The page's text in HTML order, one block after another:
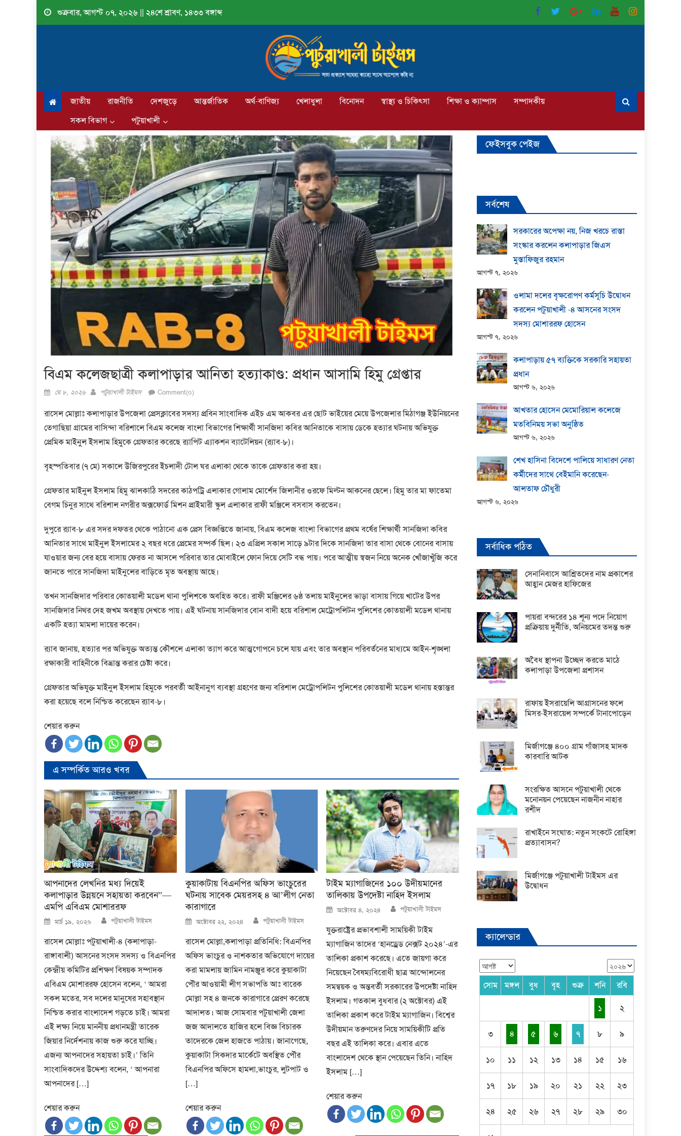
Skip
শুক্রবার, আগস্ট ০৭, ২০২৬ || ২৪শে শ্রাবণ, ১৪৩৩ বঙ্গাব্দ
জাতীয় রাজনীতি দেশজুড়ে আন্তর্জাতিক অর্থ-বাণিজ্য খেলাধুলা বিনোদন স্বাস্থ্য ও চিকিৎসা শিক্ষা ও ক্যাম্পাস
সম্পাদকীয়
সকল বিভাগ
পটুয়াখালী
বিএম কলেজছাত্রী কলাপাড়ার আনিতা হত্যাকাণ্ড: প্রধান আসামি হিমু গ্রেপ্তার
Posted
মে ৮, ২০২৬ Author
পটুয়াখালী টাইমস Comment(০)
রাসেল মোল্লাঃকলাপাড়ার উপজেলা প্রেসক্লাবের সদস্য প্রবিন সাংবাদিক এইচ এম আকবর এর ছোট ভাইয়ের মেয়ে উপজেলার মিঠাগঞ্জ ইউনিয়নের
তেগাছিয়া গ্রামের বাসিন্দা ব‌রিশা‌লে বিএম কলেজ বাংলা বিভাগের শিক্ষার্থী সান‌জিদা ক‌বির আনিতাকে বাসায় ডে‌কে হত‌্যার ঘটনায় অভিযুক্ত
প্রেমিক‌ মাইনুল ইসলাম হিমুকে গ্রেফতার ক‌রে‌ছে র‌্যাপিট এ্যাকশন ব্যাটেলিয়ন (র‌্যাব-৮)।
বৃহস্প‌তিবার (৭ মে) সকা‌লে উজিরপু‌রের ইচলাদী টোল ঘর এলাকা থে‌কে তা‌কে গ্রেফতার করা হয়।
গ্রেফতার মাইনুল ইসলাম হিমু ঝালকা‌ঠি সদ‌রের কাঠপ‌ট্রি এলাকার গোলাম মো‌র্শেদ জিলানীর‌ ওর‌ফে মিল্টন আক‌নের ছে‌লে। হিমু তার মা ফা‌তেমা
বেগম চিনুর সা‌থে ব‌রিশাল নগরীর অক্স‌ফোর্ড মিশন প্রাইমারী স্কু‌ল এলাকার রাফী ম‌ঞ্জি‌লে বসবাস কর‌তেন।
দুপু‌রে র‌্যাব-৮ এর সদর দফতর থে‌কে পাঠা‌নো এক প্রেস বিজ্ঞ‌প্তি‌তে জানায়, বিএম কলেজ বাংলা বিভাগের প্রথম বর্ষের শিক্ষার্থী সানজিদা কবির
আনিতার সাথে মাইনুল ইসলামের ২ বছর ধরে প্রেমের সম্পর্ক ছিল। ২৩ এপ্রিল সকাল সা‌ড়ে ৯টার দিকে সানজিদা তার বাসা থে‌কে বোনের বাসায়
যাওয়ার জন্য বের হয়ে বাসায় ফেরত না আসলে পরিবার তার মোবাইলে ফোন দিয়ে সে‌টি বন্ধ পায়। পরে আত্মীয় স্বজন নিয়ে অনেক খোঁজাখুঁজি করে
জানতে পারে সান‌জিদা মাইনু‌লের বাড়িতে মৃত অবস্থায় আছে।
তখন সান‌জিদার পরিবার কোতয়ালী মডেল থানা পুলিশকে অবহিত করে। রাফী মঞ্জিলের ৬ষ্ঠ তলায় মাইনু‌লের ভাড়া বাসায় গিয়ে খাটের উপর
সান‌জিদার নিথর দেহ জখম অবস্থায় দেখতে পায়। এই ঘটনায় সান‌জিদার বোন বাদী হয়ে বরিশাল মেট্রোপলিটন পুলিশের কোতয়ালী মডেল থানায়
একটি হত্যা মামলা দায়ের করেন।
র‌্যাব জানায়, হত‌্যার পর অভিযুক্ত অত্যন্ত কৌশলে এলাকা ত্যাগ করে আত্মগোপনে চলে যায় এবং তার অবস্থান পরিবর্তনের মাধ্যমে আইন-শৃঙ্খলা
রক্ষাকারী বাহিনীকে বিভ্রান্ত করার চেষ্টা করে।
গ্রেফতার অভিযুক্ত মাইনুল ইসলাম হিমুকে পরবর্তী আইনানুগ ব্যবস্থা গ্রহণের জন্য বরিশাল মেট্রোপলিটন পুলিশের কোতয়ালী মডেল থানায় হস্তান্তর
করা হয়ে‌ছে ব‌লে নি‌শ্চিত করে‌ছেন র‌্যাব-৮।
শেয়ার করুন
এ সম্পর্কিত আরও খবর
আপনাদের লেখনির মধ্য দিয়েই
কলাপাড়ার উন্নয়নে সহায়তা করবেন”—
এমপি এবিএম মোশাররফ
Posted
on
মার্চ ১৯, ২০২৬ Author
পটুয়াখালী টাইমস
রাসেল মোল্লাঃ পটুয়াখালী-৪ (কলাপাড়া-
রাঙ্গাবালী) আসনের সংসদ সদস্য ও বিএনপির
কেন্দ্রীয় কমিটির প্রশিক্ষণ বিষয়ক সম্পাদক
এবিএম মোশাররফ হোসেন বলেন, ‘ আমরা
সকল মতের, সব দলের মানুষের সহাবস্থান
নিশ্চিত করার বাংলাদেশ গড়তে চাই। আমরা
এই লক্ষ্য নিয়ে মাননীয় প্রধানমন্ত্রী তারেক
জিয়ার নির্দেশনায় কাজ শুরু করে যাচ্ছি।
এজন্য আপনাদের সহায়তা চাই।’ তিনি
সাংবাদিকদের উদ্দেশ্য বলেন, ‘ আপনারা
আপনাদের […]
শেয়ার করুন
কুয়াকাটায় বিএনপির অফিস ভাংচুরের
ঘটনায় সাবেক মেয়রসহ ৪ আ’লীগ নেতা
কারাগারে
Posted
on
অক্টোবর ২২, ২০২৪ Author
পটুয়াখালী টাইমস
রাসেল মোল্লা,কলাপাড়া প্রতিনিধি: বিএনপির
অফিস ভাংচুর ও নাশকতার অভিযোগে দায়ের
করা মামলায় জামিন নামঞ্জুর করে কুয়াকাটা
পৌর আওয়ামী লীগ সভাপতি আঃ বারেক
মোল্লা সহ ৪ জনকে কারাগারে প্রেরণ করেছে
আদালত। আজ সোমবার পটুয়াখালী জেলা
জজ আদালতে হাজির হলে বিজ্ঞ বিচারক
তাদেরকে জেল হাজতে পাঠায়। জানাগেছে,
কুয়াকাটা সিকদার মার্কেটে অবস্থিত পৌর
বিএনপির অফিসে হামলা,ভাংচুর, লুটপাট ও
[…]
শেয়ার করুন
টাইম ম্যাগাজিনের ১০০ উদীয়মানের
তালিকায় উপদেষ্টা নাহিদ ইসলাম
Posted
on
অক্টোবর ৪, ২০২৪ Author
পটুয়াখালী টাইমস
যুক্তরাষ্ট্রের প্রভাবশালী সাময়িকী টাইম
ম্যাগাজিন তাদের ‘হানড্রেড নেক্সট ২০২৪’-এর
তালিকা প্রকাশ করেছে। এতে জায়গা করে
নিয়েছেন বৈষম্যবিরোধী ছাত্র আন্দোলনের
সমন্বয়ক ও অন্তবর্তী সরকারের উপদেষ্টা নাহিদ
ইসলাম। গতকাল বুধবার (২ অক্টোবর) এই
তালিকা প্রকাশ করে টাইম ম্যাগাজিন। বিশ্বের
উদীয়মান তরুণদের নিয়ে সাময়িকীটি প্রতি
বছর এই তালিকা করে। এবার এতে
বাংলাদেশ থেকে স্থান পেয়েছেন তিনি। নাহিদ
ইসলাম […]
শেয়ার করুন
ফেইসবুক পেইজ
সর্বশেষ
সরকারের অপেক্ষা নয়, নিজ খরচে রাস্তা
সংস্কার করলেন কলাপাড়ার জিএস
মুস্তাফিজুর রহমান
আগস্ট ৭, ২০২৬
ওলামা দলের বৃক্ষরোপণ কর্মসূচি উদ্বোধন
করলেন পটুয়াখালী -৪ আসনের সংসদ
সদস্য মোশাররফ হোসেন
আগস্ট ৭, ২০২৬
কলাপাড়ায় ​৫৭ ব্যক্তিকে সরকারি সহায়তা
প্রধান
আগস্ট ৬, ২০২৬
আখতার হোসেন মেমোরিয়াল কলেজে
মতবিনিময় সভা অনুষ্ঠিত
আগস্ট ৬, ২০২৬
শেখ হাসিনা বিদেশে পালিয়ে সাধারণ নেতা
কর্মীদের সাথে বেইমানি করেছেন-
আলতাফ চৌধুরী
আগস্ট ৬, ২০২৬
সর্বাধিক পঠিত
সেনানিবাসে আশ্রিতদের নাম প্রকাশের
আহ্বান মেজর হাফিজের
পায়রা বন্দরের ১৪ শূন্য পদে নিয়োগ
প্রক্রিয়ায় দুর্নীতি, অনিয়মের তদন্ত শুরু
অবৈধ স্থাপনা উচ্ছেদ করতে মাঠে
কলাপাড়া উপজেলা প্রশাসন
রাফায় ইসরায়েলি আগ্রাসনের ফলে
মিসর-ইসরায়েল সম্পর্কে টানাপোড়েন
মির্জাগঞ্জে ৪০০ গ্রাম গাঁজাসহ মাদক
কারবারি আটক
সংরক্ষিত আসনে পটুয়াখালী থেকে
মনোনয়ন পেয়েছেন নাজনীন নাহার
রশীদ
রাখাইনে সংঘাত: নতুন সংকটে রোহিঙ্গা
প্রত্যাবাসন?
মির্জাগঞ্জে পটুয়াখালী টাইমস এর
উদ্বোধন
ক্যালেন্ডার
সোম মঙ্গল বুধ বৃহ শুক্র শনি রবি
১ ২
৩ ৪ ৫ ৬ ৭ ৮ ৯
১০ ১১ ১২ ১৩ ১৪ ১৫ ১৬
১৭ ১৮ ১৯ ২০ ২১ ২২ ২৩
২৪ ২৫ ২৬ ২৭ ২৮ ২৯ ৩০